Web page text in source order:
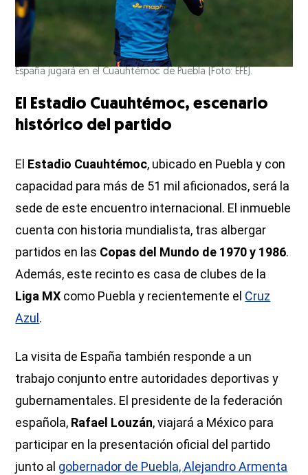
España jugará en el Cuauhtémoc de Puebla (Foto: EFE).
El Estadio Cuauhtémoc, escenario
histórico del partido
El Estadio Cuauhtémoc, ubicado en Puebla y con
capacidad para más de 51 mil aficionados, será la
sede de este encuentro internacional. El inmueble
cuenta con historia mundialista, tras albergar
partidos en las Copas del Mundo de 1970 y 1986.
Además, este recinto es casa de clubes de la
Liga MX como Puebla y recientemente el Cruz
Azul .
La visita de España también responde a un
trabajo conjunto entre autoridades deportivas y
gubernamentales. El presidente de la federación
española, Rafael Louzán, viajará a México para
participar en la presentación oficial del partido
junto al gobernador de Puebla, Alejandro Armenta